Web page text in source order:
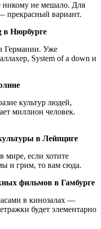
никому не мешало. Для
прекрасный вариант.
в Нюрбурге
Германии. Уже
System of a down и
культур людей,
миллион человек.
в Лейпциге
если хотите
и грим, то вам сюда.
фильмов в Гамбурге
в кинозалах —
будет элементарно